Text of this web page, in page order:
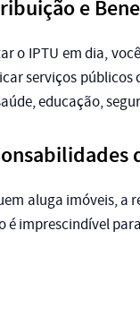
e
o IPTU em dia,
serviços públicos
educação,
aluga imóveis, a
é imprescindível